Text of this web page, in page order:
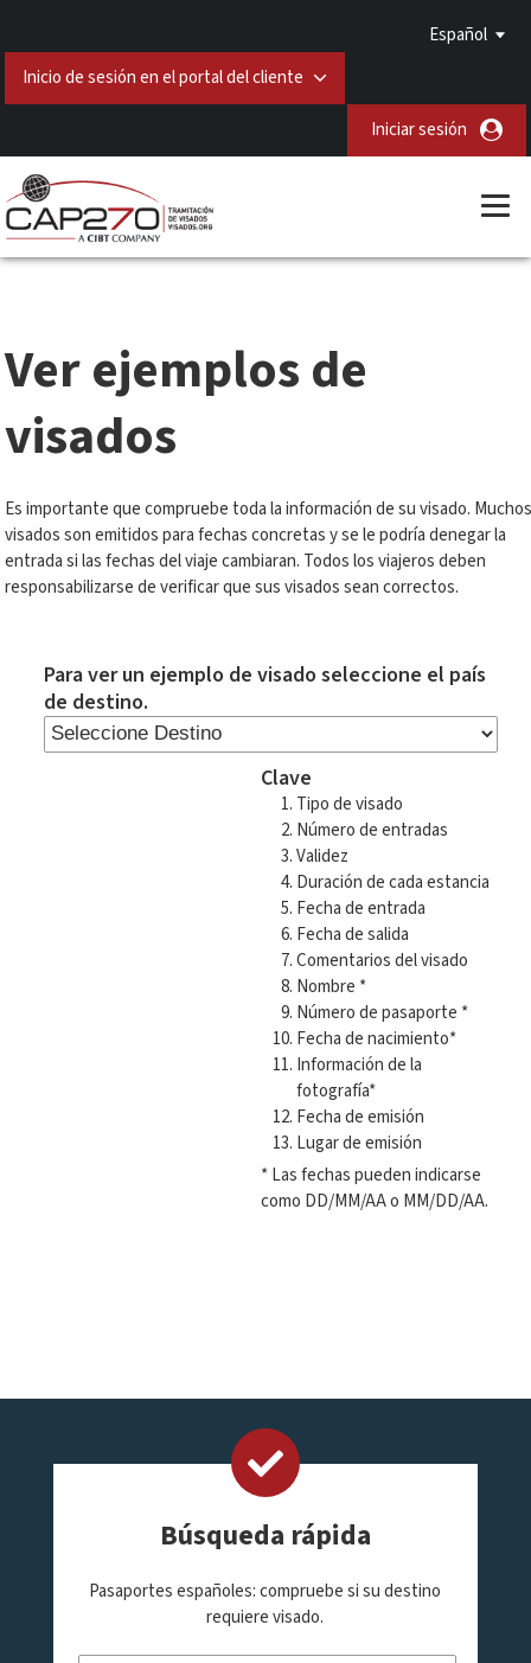
Español
Inicio de sesión en el portal del cliente
Iniciar sesión
Ver ejemplos de
visados
Es importante que compruebe toda la información de su visado. Muchos
visados son emitidos para fechas concretas y se le podría denegar la
entrada si las fechas del viaje cambiaran. Todos los viajeros deben
responsabilizarse de verificar que sus visados sean correctos.
Para ver un ejemplo de visado seleccione el país
de destino.
Clave
Tipo de visado
Número de entradas
Validez
Duración de cada estancia
Fecha de entrada
Fecha de salida
Comentarios del visado
Nombre *
Número de pasaporte *
Fecha de nacimiento*
Información de la
fotografía*
Fecha de emisión
Lugar de emisión
* Las fechas pueden indicarse
como DD/MM/AA o MM/DD/AA.
Búsqueda rápida
Pasaportes españoles: compruebe si su destino
requiere visado.